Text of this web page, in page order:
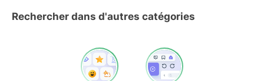
Rechercher dans d'autres catégories